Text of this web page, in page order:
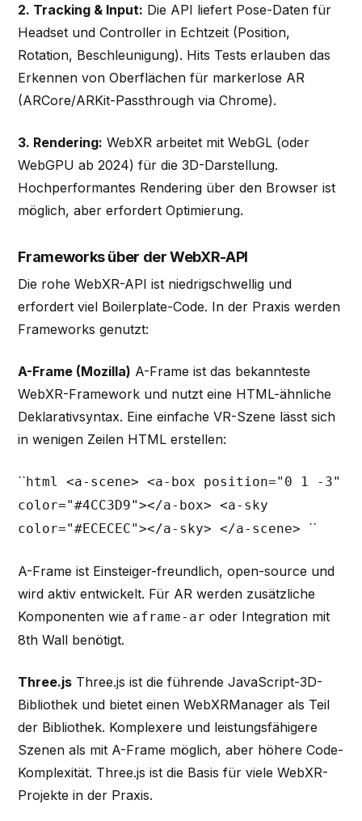
2. Tracking & Input: Die API liefert Pose-Daten für
Headset und Controller in Echtzeit (Position,
Rotation, Beschleunigung). Hits Tests erlauben das
Erkennen von Oberflächen für markerlose AR
(ARCore/ARKit-Passthrough via Chrome).
3. Rendering: WebXR arbeitet mit WebGL (oder
WebGPU ab 2024) für die 3D-Darstellung.
Hochperformantes Rendering über den Browser ist
möglich, aber erfordert Optimierung.
Frameworks über der WebXR-API
Die rohe WebXR-API ist niedrigschwellig und
erfordert viel Boilerplate-Code. In der Praxis werden
Frameworks genutzt:
A-Frame (Mozilla) A-Frame ist das bekannteste
WebXR-Framework und nutzt eine HTML-ähnliche
Deklarativsyntax. Eine einfache VR-Szene lässt sich
in wenigen Zeilen HTML erstellen:
``html <a-scene> <a-box position="0 1 -3"
color="#4CC3D9"></a-box> <a-sky
color="#ECECEC"></a-sky> </a-scene> ``
A-Frame ist Einsteiger-freundlich, open-source und
wird aktiv entwickelt. Für AR werden zusätzliche
Komponenten wie aframe-ar oder Integration mit
8th Wall benötigt.
Three.js Three.js ist die führende JavaScript-3D-
Bibliothek und bietet einen WebXRManager als Teil
der Bibliothek. Komplexere und leistungsfähigere
Szenen als mit A-Frame möglich, aber höhere Code-
Komplexität. Three.js ist die Basis für viele WebXR-
Projekte in der Praxis.